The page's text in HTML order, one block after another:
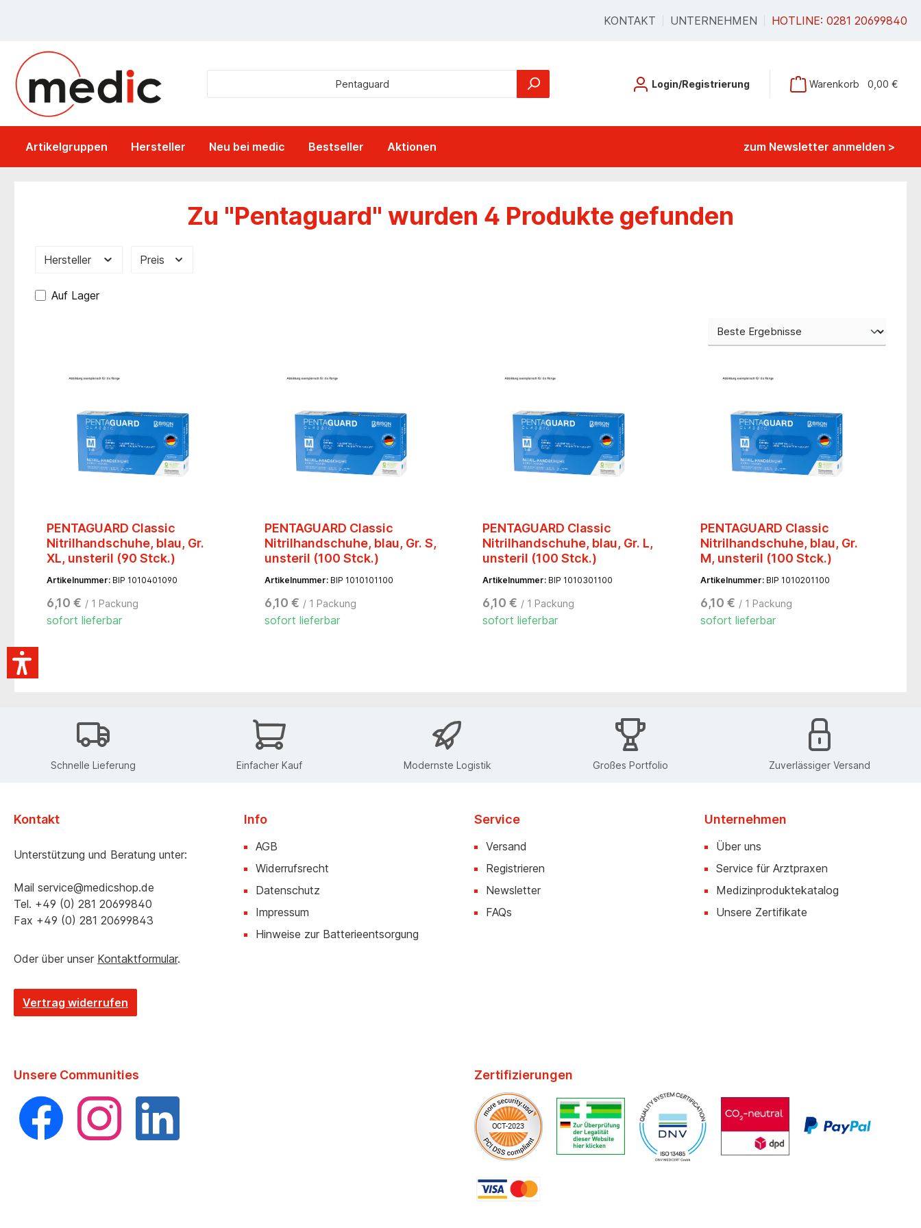
KONTAKT UNTERNEHMEN HOTLINE: 0281 20699840
Login/Registrierung Warenkorb 0,00 €
zum Newsletter anmelden >
Artikelgruppen Hersteller Neu bei medic Bestseller Aktionen
Zu "Pentaguard" wurden 4 Produkte gefunden
Hersteller Preis
Auf Lager
PENTAGUARD Classic
Nitrilhandschuhe, blau, Gr.
XL, unsteril (90 Stck.)
Artikelnummer: BIP 1010401090
6,10 € / 1 Packung
sofort lieferbar
PENTAGUARD Classic
Nitrilhandschuhe, blau, Gr. S,
unsteril (100 Stck.)
Artikelnummer: BIP 1010101100
6,10 € / 1 Packung
sofort lieferbar
PENTAGUARD Classic
Nitrilhandschuhe, blau, Gr. L,
unsteril (100 Stck.)
Artikelnummer: BIP 1010301100
6,10 € / 1 Packung
sofort lieferbar
PENTAGUARD Classic
Nitrilhandschuhe, blau, Gr.
M, unsteril (100 Stck.)
Artikelnummer: BIP 1010201100
6,10 € / 1 Packung
sofort lieferbar
Schnelle Lieferung Einfacher Kauf Modernste Logistik Großes Portfolio Zuverlässiger Versand
Kontakt
Unterstützung und Beratung unter:
Mail service@medicshop.de
Tel. +49 (0) 281 20699840
Fax +49 (0) 281 20699843
Oder über unser Kontaktformular.
Vertrag widerrufen
Info
AGB
Widerrufsrecht
Datenschutz
Impressum
Hinweise zur Batterieentsorgung
Service
Versand
Registrieren
Newsletter
FAQs
Unternehmen
Über uns
Service für Arztpraxen
Medizinproduktekatalog
Unsere Zertifikate
Unsere Communities
Facebook Instagram LinkedIn
Zertifizierungen